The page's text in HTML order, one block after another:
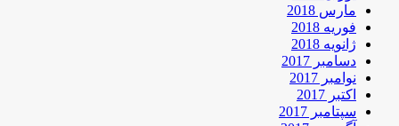
مارس 2018
فوریه 2018
ژانویه 2018
دسامبر 2017
نوامبر 2017
اکتبر 2017
سپتامبر 2017